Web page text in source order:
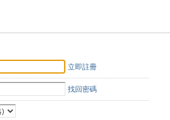
立即註冊
找回密碼